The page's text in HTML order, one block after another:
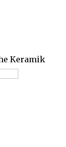
Keramik